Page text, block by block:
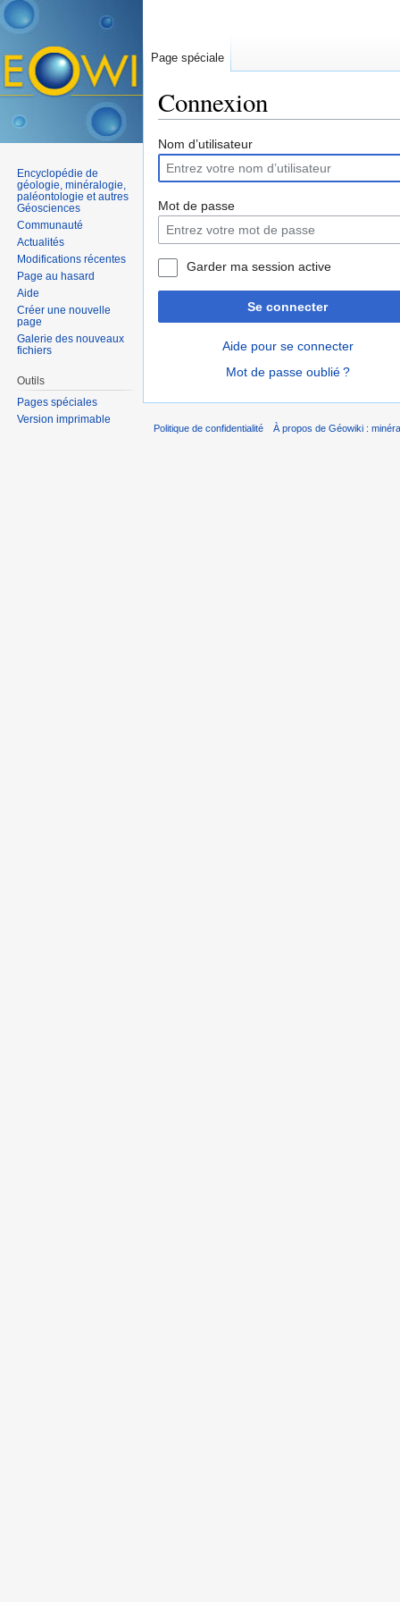
Connexion
Nom d’utilisateur
Mot de passe
Garder ma session active
Se connecter
Aide pour se connecter
Mot de passe oublié ?
Page spéciale
Encyclopédie de
géologie, minéralogie,
paléontologie et autres
Géosciences
Communauté
Actualités
Modifications récentes
Page au hasard
Aide
Créer une nouvelle
page
Galerie des nouveaux
fichiers
Outils
Pages spéciales
Version imprimable
Politique de confidentialité À propos de Géowiki :